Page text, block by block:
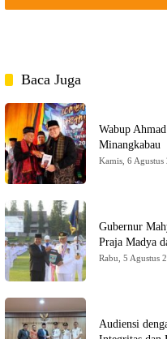
Baca Juga
Wabup
Minangkabau
Kamis, 6 Agustus
Gubernur
Praja Madya
Rabu, 5 Agustus
Audiensi